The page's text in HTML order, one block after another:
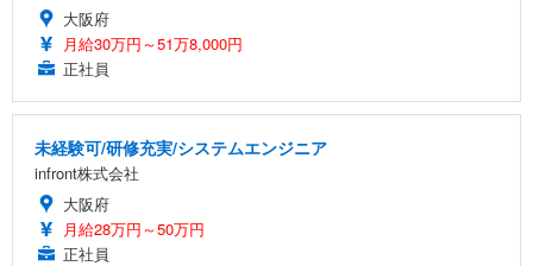
大阪府
月給30万円～51万8,000円
正社員
未経験可/研修充実/システムエンジニア
infront株式会社
大阪府
月給28万円～50万円
正社員